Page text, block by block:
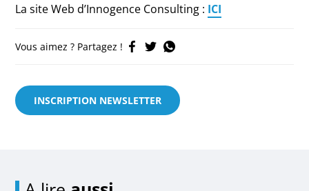
La site Web d’Innogence Consulting : ICI
Vous aimez ? Partagez !
INSCRIPTION NEWSLETTER